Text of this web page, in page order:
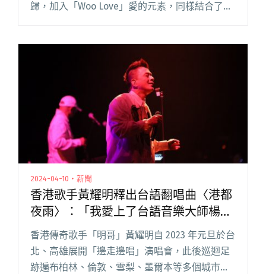
歸，加入「Woo Love」愛的元素，同樣結合了國
內外流行音樂、電影、占卜、脫口秀與美食，將
卡司！創作才子黃耀明、泰國元祖級樂團
Cocktail、日本新銳女聲a子"
2024-04-10・新聞
香港歌手黃耀明釋出台語翻唱曲〈港都
夜雨〉：「我愛上了台語音樂大師楊三
郎！」
香港傳奇歌手「明哥」黃耀明自 2023 年元旦於台
北、高雄展開「邊走邊唱」演唱會，此後巡迴足
跡遍布柏林、倫敦、雪梨、墨爾本等多個城市。